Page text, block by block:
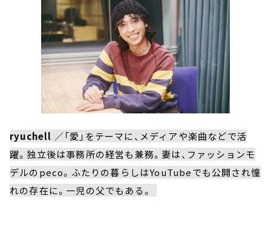
ryuchell ／「愛」をテーマに、メディアや楽曲などで活
躍。独立後は事務所の経営も兼務。妻は、ファッションモ
デルのpeco。ふたりの暮らしはYouTubeでも公開され憧
れの存在に。一児の父でもある。